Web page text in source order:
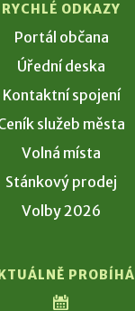
RYCHLÉ ODKAZY
Portál občana
Úřední deska
Kontaktní spojení
služeb města
Volná místa
Stánkový prodej
Volby 2026
PROBÍHÁ